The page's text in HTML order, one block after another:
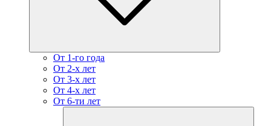
От 1-го года
От 2-х лет
От 3-х лет
От 4-х лет
От 6-ти лет